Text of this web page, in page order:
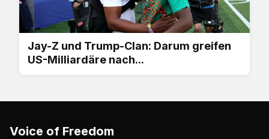
Jay-Z und Trump-Clan: Darum greifen
US-Milliardäre nach...
Voice of Freedom